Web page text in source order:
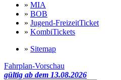
» MIA
» BOB
» Jugend-FreizeitTicket
» KombiTickets
» Sitemap
Fahrplan-Vorschau
gültig ab dem 13.08.2026